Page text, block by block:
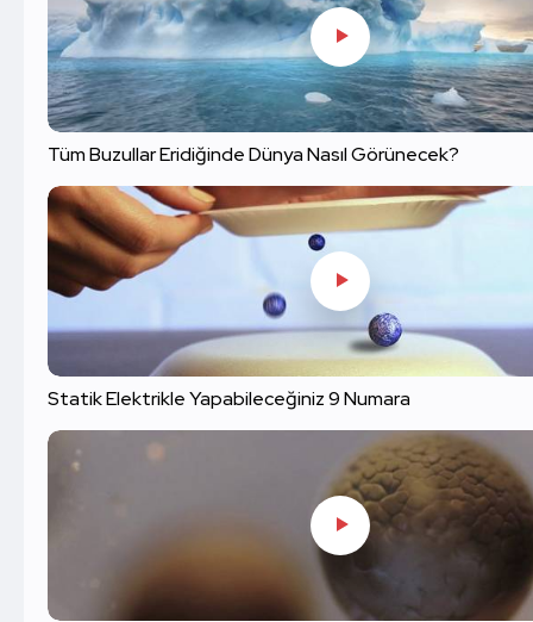
Tüm Buzullar Eridiğinde Dünya Nasıl Görünecek?
Statik Elektrikle Yapabileceğiniz 9 Numara